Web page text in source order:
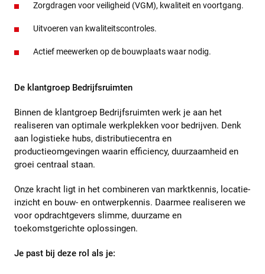
Zorgdragen voor veiligheid (VGM), kwaliteit en voortgang.
Uitvoeren van kwaliteitscontroles.
Actief meewerken op de bouwplaats waar nodig.
De klantgroep Bedrijfsruimten
Binnen de klantgroep Bedrijfsruimten werk je aan het
realiseren van optimale werkplekken voor bedrijven. Denk
aan logistieke hubs, distributiecentra en
productieomgevingen waarin efficiency, duurzaamheid en
groei centraal staan.
Onze kracht ligt in het combineren van marktkennis, locatie-
inzicht en bouw- en ontwerpkennis. Daarmee realiseren we
voor opdrachtgevers slimme, duurzame en
toekomstgerichte oplossingen.
Je past bij deze rol als je: